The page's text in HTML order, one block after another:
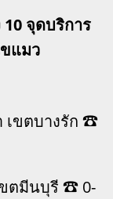
10 จุดบริการ
แมว
เขตบางรัก ☎
ตมีนบุรี ☎ 0-